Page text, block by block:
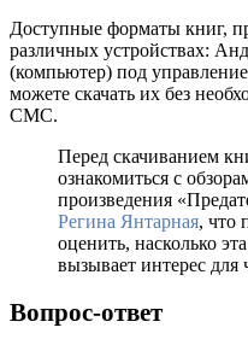
Доступные форматы книг,
различных устройствах:
(компьютер) под
можете скачать их без
СМС.
Перед скачиванием
ознакомиться с
произведения
Регина Янтарная, что
оценить, насколько
вызывает интерес для
Вопрос-ответ